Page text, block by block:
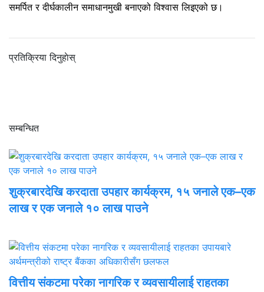
समर्पित र दीर्घकालीन समाधानमुखी बनाएको विश्वास लिइएको छ।
प्रतिक्रिया दिनुहाेस्
सम्बन्धित
शुक्रबारदेखि करदाता उपहार कार्यक्रम, १५ जनाले एक–एक
लाख र एक जनाले १० लाख पाउने
वित्तीय संकटमा परेका नागरिक र व्यवसायीलाई राहतका